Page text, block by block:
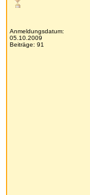
Anmeldungsdatum:
05.10.2009
Beiträge: 91